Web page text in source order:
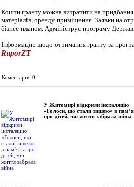
Кошти гранту можна витратити на придбання
матеріалів, оренду приміщення. Заявки на
бізнес-планом. Адмініструє програму
Інформацію щодо отримання гранту за
RuporZT
Коментарів: 0
У Житомирі відкрили інсталяцію
«Голоси, що стали тишею» в
про дітей, чиї життя забрала війна